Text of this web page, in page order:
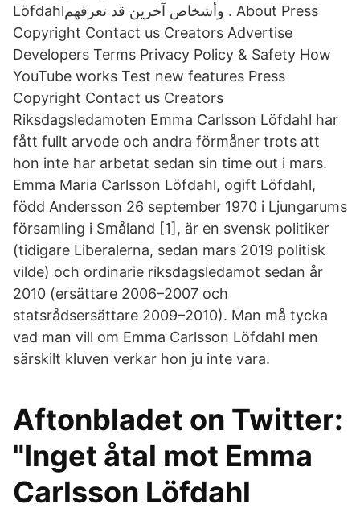
Löfdahl‎‏ وأشخاص آخرين قد تعرفهم. About Press
Copyright Contact us Creators Advertise
Developers Terms Privacy Policy & Safety How
YouTube works Test new features Press
Copyright Contact us Creators
Riksdagsledamoten Emma Carlsson Löfdahl har
fått fullt arvode och andra förmåner trots att
hon inte har arbetat sedan sin time out i mars.
Emma Maria Carlsson Löfdahl, ogift Löfdahl,
född Andersson 26 september 1970 i Ljungarums
församling i Småland [1], är en svensk politiker
(tidigare Liberalerna, sedan mars 2019 politisk
vilde) och ordinarie riksdagsledamot sedan år
2010 (ersättare 2006–2007 och
statsrådsersättare 2009–2010). Man må tycka
vad man vill om Emma Carlsson Löfdahl men
särskilt kluven verkar hon ju inte vara.
Aftonbladet on Twitter:
"Inget åtal mot Emma
Carlsson Löfdahl